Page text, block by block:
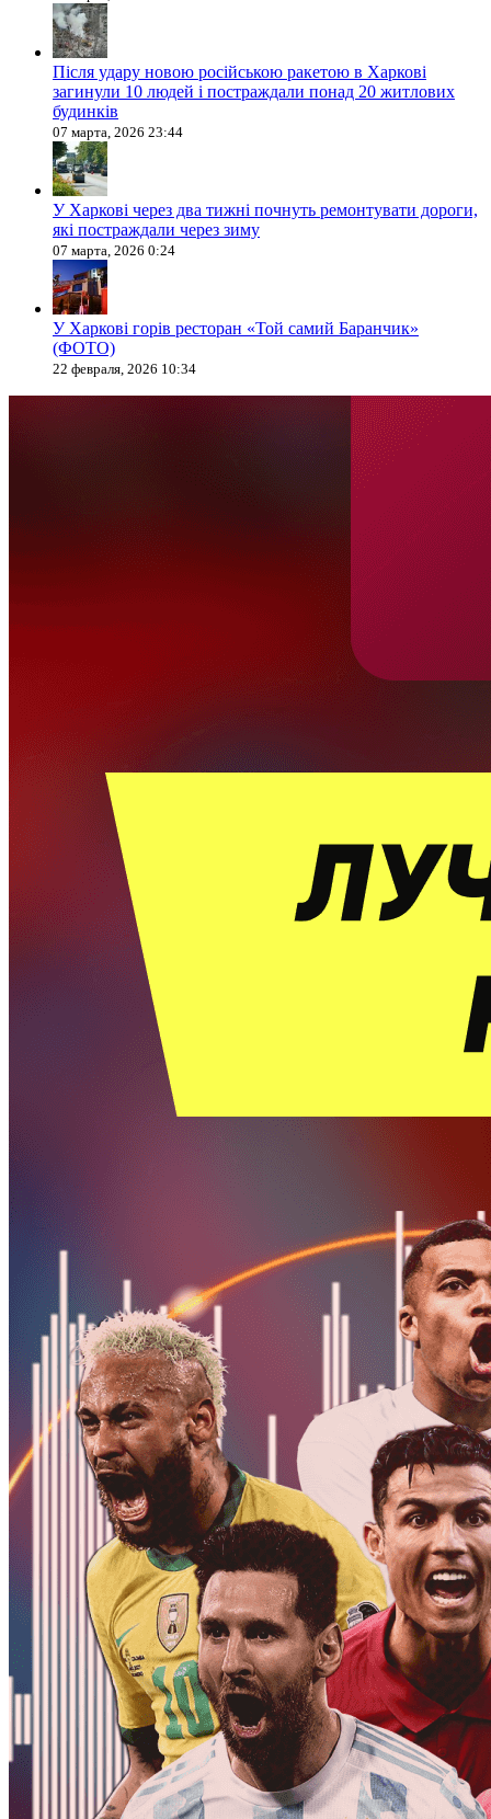
Після удару новою російською ракетою в Харкові
загинули 10 людей і постраждали понад 20 житлових
будинків
07 марта, 2026 23:44
У Харкові через два тижні почнуть ремонтувати дороги,
які постраждали через зиму
07 марта, 2026 0:24
У Харкові горів ресторан «Той самий Баранчик»
(ФОТО)
22 февраля, 2026 10:34